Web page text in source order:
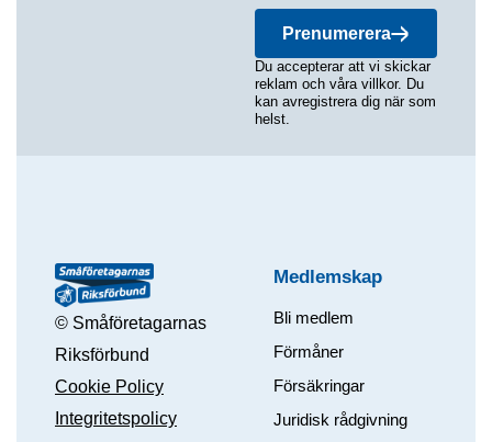
Prenumerera
Du accepterar att vi skickar
reklam och våra villkor. Du
kan avregistrera dig när som
helst.
© Småföretagarnas
Riksförbund
Cookie Policy
Integritetspolicy
Medlemskap
Bli medlem
Förmåner
Försäkringar
Juridisk rådgivning